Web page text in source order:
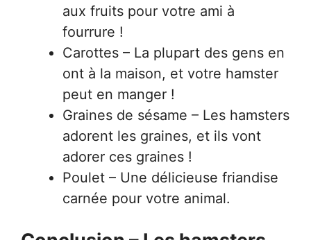
aux fruits pour votre ami à
fourrure !
Carottes – La plupart des gens en
ont à la maison, et votre hamster
peut en manger !
Graines de sésame – Les hamsters
adorent les graines, et ils vont
adorer ces graines !
Poulet – Une délicieuse friandise
carnée pour votre animal.